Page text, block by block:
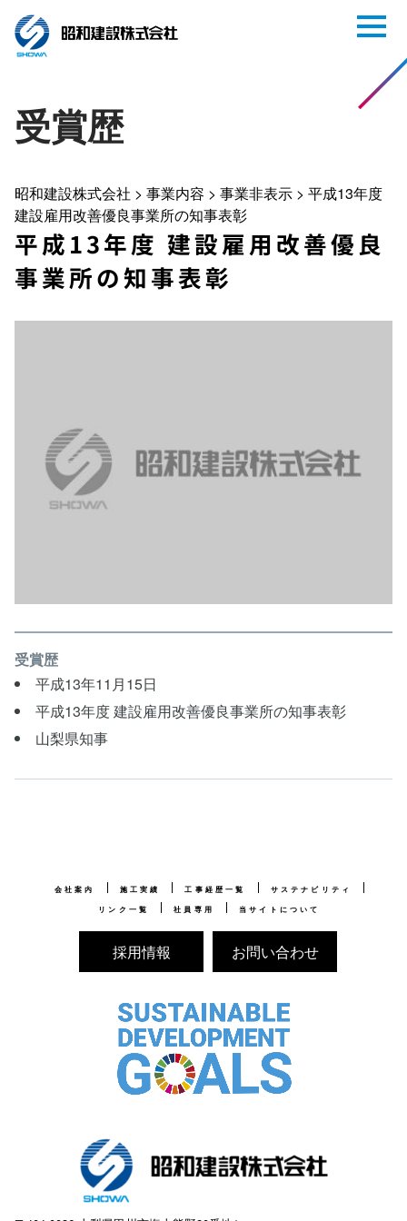
受賞歴
昭和建設株式会社 > 事業内容 > 事業非表示 > 平成13年度
建設雇用改善優良事業所の知事表彰
平成13年度 建設雇用改善優良
事業所の知事表彰
受賞歴
平成13年11月15日
平成13年度 建設雇用改善優良事業所の知事表彰
山梨県知事
会社案内 施工実績 工事経歴一覧
サステナビリティ
リンク一覧
社員専用 当サイトについて
採用情報 お問い合わせ